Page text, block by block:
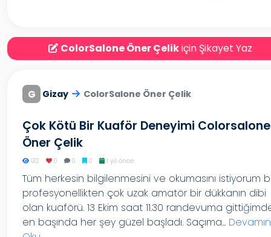
ColorSalone Öner Çelikiçin Şikayet Yaz
G Gizay ColorSalone Öner Çelik
Çok Kötü Bir Kuaför Deneyimi Colorsalone
Öner Çelik
912 0 0 0 1 yıl önce
Tüm herkesin bilgilenmesini ve okumasını istiyorum
profesyonellikten çok uzak amatör bir dükkanın dibi
olan kuaförü. 13 Ekim saat 11.30 randevuma
en başında her şey güzel başladı. Saçıma...